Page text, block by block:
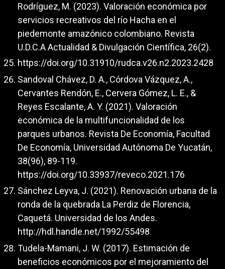
Rodríguez, M. (2023). Valoración económica por
servicios recreativos del río Hacha en el
piedemonte amazónico colombiano. Revista
U.D.C.A Actualidad & Divulgación Científica, 26(2).
https://doi.org/10.31910/rudca.v26.n2.2023.2428
Sandoval Chávez, D. A., Córdova Vázquez, A.,
Cervantes Rendón, E., Cervera Gómez, L. E., &
Reyes Escalante, A. Y. (2021). Valoración
económica de la multifuncionalidad de los
parques urbanos. Revista De Economía, Facultad
De Economía, Universidad Autónoma De Yucatán,
38(96), 89-119.
https://doi.org/10.33937/reveco.2021.176
Sánchez Leyva, J. (2021). Renovación urbana de la
ronda de la quebrada La Perdiz de Florencia,
Caquetá. Universidad de los Andes.
http://hdl.handle.net/1992/55498
Tudela-Mamani, J. W. (2017). Estimación de
beneficios económicos por el mejoramiento del